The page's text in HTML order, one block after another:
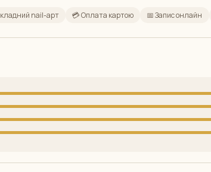
nail-арт 💳 Оплата картою 📅 Запис онлайн